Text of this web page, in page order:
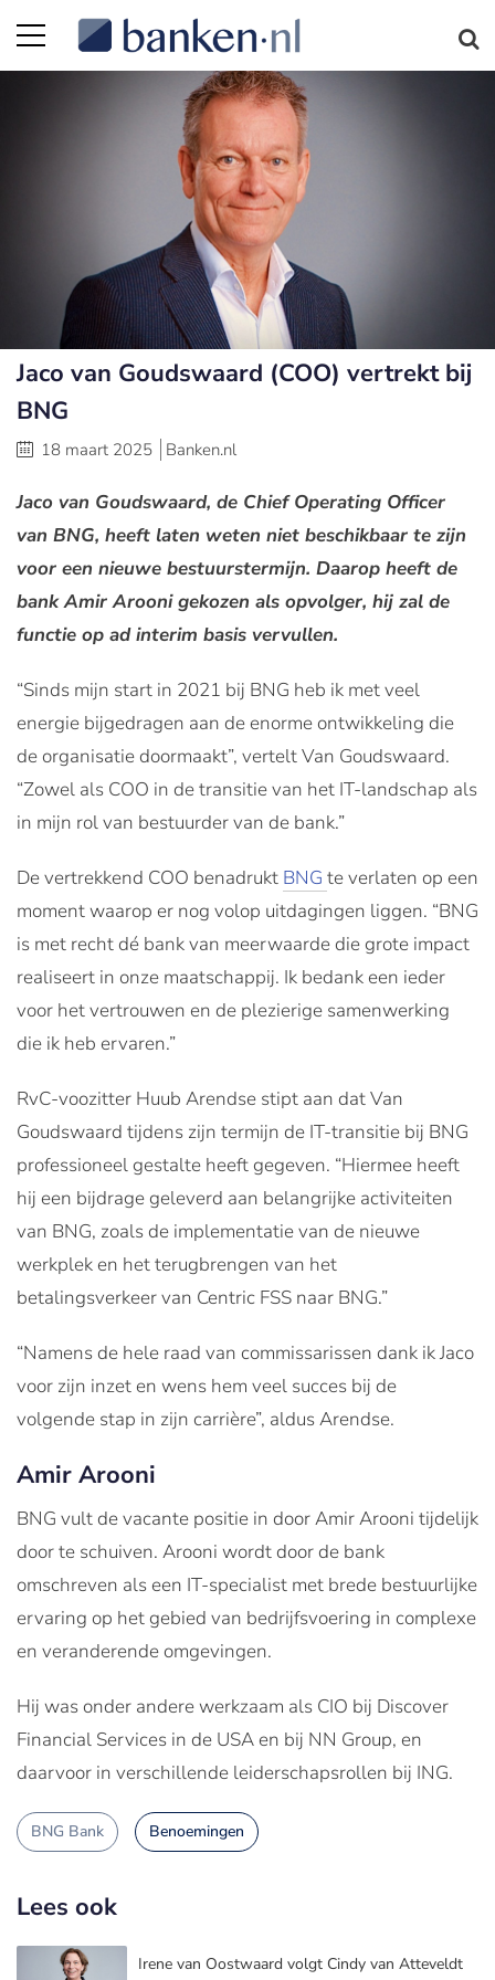
Jaco van Goudswaard (COO) vertrekt bij
BNG
18 maart 2025 Banken.nl
Jaco van Goudswaard, de Chief Operating Officer
van BNG, heeft laten weten niet beschikbaar te zijn
voor een nieuwe bestuurstermijn. Daarop heeft de
bank Amir Arooni gekozen als opvolger, hij zal de
functie op ad interim basis vervullen.
“Sinds mijn start in 2021 bij BNG heb ik met veel
energie bijgedragen aan de enorme ontwikkeling die
de organisatie doormaakt”, vertelt Van Goudswaard.
“Zowel als COO in de transitie van het IT-landschap als
in mijn rol van bestuurder van de bank.”
De vertrekkend COO benadrukt BNG te verlaten op een
moment waarop er nog volop uitdagingen liggen. “BNG
is met recht dé bank van meerwaarde die grote impact
realiseert in onze maatschappij. Ik bedank een ieder
voor het vertrouwen en de plezierige samenwerking
die ik heb ervaren.”
RvC-voozitter Huub Arendse stipt aan dat Van
Goudswaard tijdens zijn termijn de IT-transitie bij BNG
professioneel gestalte heeft gegeven. “Hiermee heeft
hij een bijdrage geleverd aan belangrijke activiteiten
van BNG, zoals de implementatie van de nieuwe
werkplek en het terugbrengen van het
betalingsverkeer van Centric FSS naar BNG.”
“Namens de hele raad van commissarissen dank ik Jaco
voor zijn inzet en wens hem veel succes bij de
volgende stap in zijn carrière”, aldus Arendse.
Amir Arooni
BNG vult de vacante positie in door Amir Arooni tijdelijk
door te schuiven. Arooni wordt door de bank
omschreven als een IT-specialist met brede bestuurlijke
ervaring op het gebied van bedrijfsvoering in complexe
en veranderende omgevingen.
Hij was onder andere werkzaam als CIO bij Discover
Financial Services in de USA en bij NN Group, en
daarvoor in verschillende leiderschapsrollen bij ING.
BNG Bank Benoemingen
Lees ook
Irene van Oostwaard volgt Cindy van Atteveldt